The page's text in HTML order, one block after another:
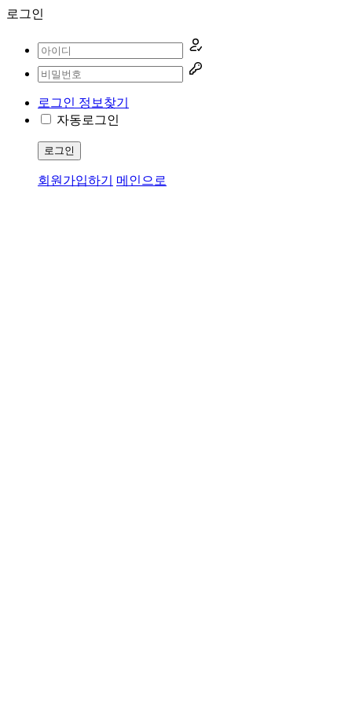
로그인
로그인 정보찾기
자동로그인
로그인
회원가입하기 메인으로